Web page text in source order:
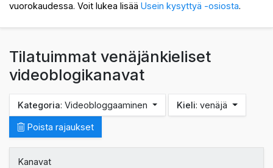
vuorokaudessa. Voit lukea lisää Usein kysyttyä -osiosta.
Tilatuimmat venäjänkieliset
videoblogikanavat
Kategoria: Videobloggaaminen Kieli: venäjä
Poista rajaukset
Kanavat